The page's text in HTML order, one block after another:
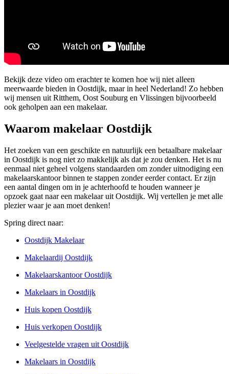
Bekijk deze video om erachter te komen hoe wij niet alleen
meerwaarde bieden in Oostdijk, maar in heel Nederland! Zo hebben
wij mensen uit Ritthem, Oost Souburg en Vlissingen bijvoorbeeld
ook geholpen aan een makelaar.
Waarom makelaar Oostdijk
Het zoeken van een geschikte en natuurlijk een betaalbare makelaar
in Oostdijk is nog niet zo makkelijk als dat je zou denken. Het is nu
eenmaal niet geheel volgens standaarden om zonder uitnodiging een
makelaarskantoor binnen te stappen zonder eerder contact. Er zijn
een aantal dingen om in je achterhoofd te houden wanneer je
opzoek gaat naar een makelaar uit Oostdijk. Wij vertellen je met alle
plezier waar je aan moet denken!
Spring direct naar:
Oostdijk Makelaar
Makelaardij Oostdijk
Makelaarskantoor Oostdijk
Makelaars in Oostdijk
Huis kopen Oostdijk
Huis verkopen Oostdijk
Veelgestelde vragen uit Oostdijk
Makelaars in Oostdijk